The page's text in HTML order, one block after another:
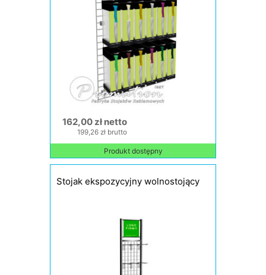
162,00 zł netto
199,26 zł brutto
Produkt dostępny
Stojak ekspozycyjny wolnostojący